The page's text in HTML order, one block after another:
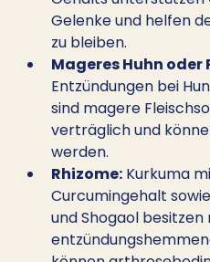
Gelenke und helfen
zu bleiben.
Mageres Huhn oder
Entzündungen bei
sind magere
verträglich und
werden.
Rhizome: Kurkuma
Curcumingehalt
und Shogaol